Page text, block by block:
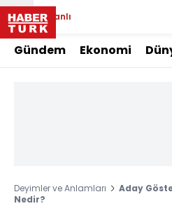
Canlı
Gündem Ekonomi
Deyimler ve Anlamları
Aday
Nedir?